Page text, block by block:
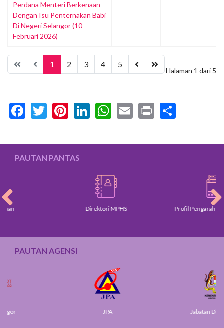
Perdana Menteri Berkenaan
Dengan Isu Penternakan Babi
Di Negeri Selangor (10
Februari 2026)
1 2 3 4 5
Halaman 1 dari 5
Facebook
Twitter
Pinterest
LinkedIn
WhatsApp
Email
Print
PAUTAN PANTAS
Direktori MPHS Profil Pengarah dan
PAUTAN AGENSI
Jabatan Digital